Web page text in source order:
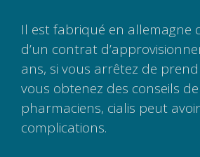
Il est fabriqué en allemagne
d’un contrat
ans, si vous arrêtez de
vous obtenez des conseils
pharmaciens, cialis peut
complications.